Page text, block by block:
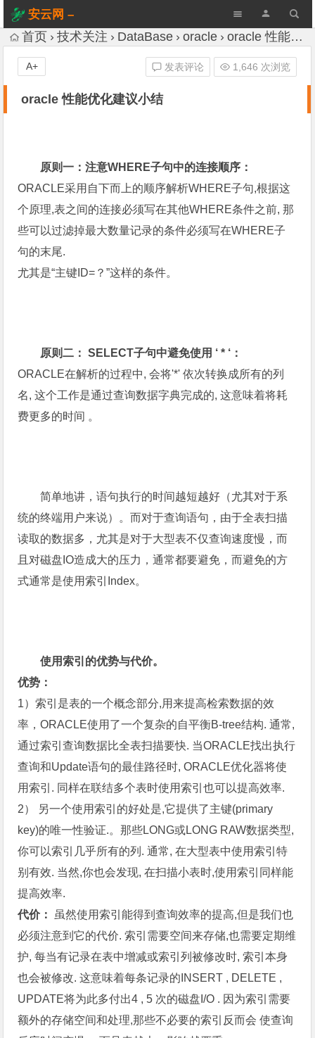
安云网 –
AnYun.ORG
首页 技术关注 DataBase oracle oracle 性能优化建议小结
oracle 性能优化建议小结
发表评论 1,646 次浏览
A+
原则一：注意WHERE子句中的连接顺序：
ORACLE采用自下而上的顺序解析WHERE子句,根据这
个原理,表之间的连接必须写在其他WHERE条件之前, 那
些可以过滤掉最大数量记录的条件必须写在WHERE子
句的末尾.
尤其是“主键ID=？”这样的条件。
原则二： SELECT子句中避免使用 ‘ * ‘：
ORACLE在解析的过程中, 会将'*' 依次转换成所有的列
名, 这个工作是通过查询数据字典完成的, 这意味着将耗
费更多的时间 。
简单地讲，语句执行的时间越短越好（尤其对于系
统的终端用户来说）。而对于查询语句，由于全表扫描
读取的数据多，尤其是对于大型表不仅查询速度慢，而
且对磁盘IO造成大的压力，通常都要避免，而避免的方
式通常是使用索引Index。
使用索引的优势与代价。
优势：
1）索引是表的一个概念部分,用来提高检索数据的效
率，ORACLE使用了一个复杂的自平衡B-tree结构. 通常,
通过索引查询数据比全表扫描要快. 当ORACLE找出执行
查询和Update语句的最佳路径时, ORACLE优化器将使
用索引. 同样在联结多个表时使用索引也可以提高效率.
2） 另一个使用索引的好处是,它提供了主键(primary
key)的唯一性验证.。那些LONG或LONG RAW数据类型,
你可以索引几乎所有的列. 通常, 在大型表中使用索引特
别有效. 当然,你也会发现, 在扫描小表时,使用索引同样能
提高效率.
代价：
虽然使用索引能得到查询效率的提高,但是我们也
必须注意到它的代价. 索引需要空间来存储,也需要定期维
护, 每当有记录在表中增减或索引列被修改时, 索引本身
也会被修改. 这意味着每条记录的INSERT , DELETE ,
UPDATE将为此多付出4 , 5 次的磁盘I/O . 因为索引需要
额外的存储空间和处理,那些不必要的索引反而会 使查询